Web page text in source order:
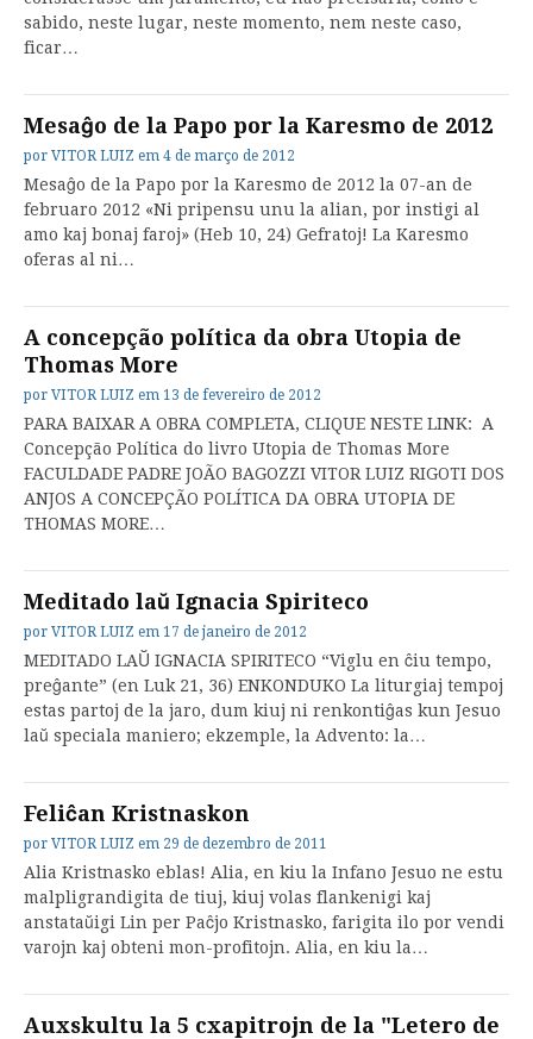
sabido, neste lugar, neste momento, nem neste caso,
ficar…
Mesaĝo de la Papo por la Karesmo de 2012
por VITOR LUIZ em 4 de março de 2012
Mesaĝo de la Papo por la Karesmo de 2012 la 07-an de
februaro 2012 «Ni pripensu unu la alian, por instigi al
amo kaj bonaj faroj» (Heb 10, 24) Gefratoj! La Karesmo
oferas al ni…
A concepção política da obra Utopia de
Thomas More
por VITOR LUIZ em 13 de fevereiro de 2012
PARA BAIXAR A OBRA COMPLETA, CLIQUE NESTE LINK: A
Concepção Política do livro Utopia de Thomas More
FACULDADE PADRE JOÃO BAGOZZI VITOR LUIZ RIGOTI DOS
ANJOS A CONCEPÇÃO POLÍTICA DA OBRA UTOPIA DE
THOMAS MORE…
Meditado laŭ Ignacia Spiriteco
por VITOR LUIZ em 17 de janeiro de 2012
MEDITADO LAŬ IGNACIA SPIRITECO “Viglu en ĉiu tempo,
preĝante” (en Luk 21, 36) ENKONDUKO La liturgiaj tempoj
estas partoj de la jaro, dum kiuj ni renkontiĝas kun Jesuo
laŭ speciala maniero; ekzemple, la Advento: la…
Feliĉan Kristnaskon
por VITOR LUIZ em 29 de dezembro de 2011
Alia Kristnasko eblas! Alia, en kiu la Infano Jesuo ne estu
malpligrandigita de tiuj, kiuj volas flankenigi kaj
anstataŭigi Lin per Paĉjo Kristnasko, farigita ilo por vendi
varojn kaj obteni mon-profitojn. Alia, en kiu la…
Auxskultu la 5 cxapitrojn de la "Letero de